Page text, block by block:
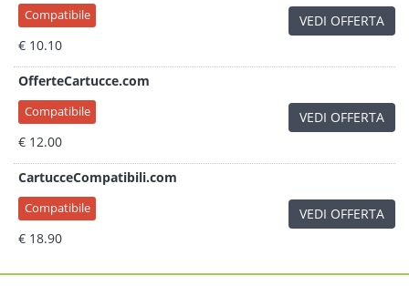
Compatibile
€ 10.10
VEDI OFFERTA
OfferteCartucce.com
Compatibile
€ 12.00
VEDI OFFERTA
CartucceCompatibili.com
Compatibile
€ 18.90
VEDI OFFERTA